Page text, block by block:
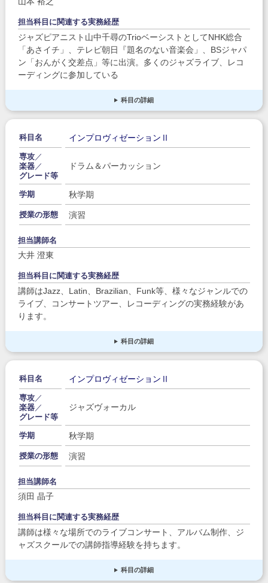
担当科目に関連する実務経歴
ジャズピアニスト山中千尋のTrioベーシストとしてNHK総合
「あさイチ」、テレビ朝日『題名のない音楽会」、BSジャパ
ン「おんがく交差点」等に出演。多くのジャズライブ、レコ
ーディングに参加している
科目の詳細
科目名 インプロヴィゼーションⅡ
専攻／
楽器／
グレード等
ドラム＆パーカッション
学期 秋学期
授業の形態 演習
担当講師名
大井 澄東
担当科目に関連する実務経歴
講師はJazz、Latin、Brazilian、Funk等、様々なジャンルでの
ライブ、コンサートツアー、レコーディングの実務経験があ
ります。
科目の詳細
科目名 インプロヴィゼーションⅡ
専攻／
楽器／
グレード等
ジャズヴォーカル
学期 秋学期
授業の形態 演習
担当講師名
須田 晶子
担当科目に関連する実務経歴
講師は様々な場所でのライブコンサート、アルバム制作、ジ
ャズスクールでの講師指導経験を持ちます。
科目の詳細